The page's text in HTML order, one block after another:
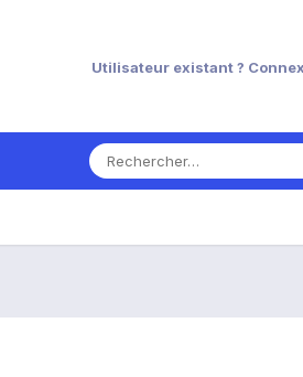
Utilisateur existant ?